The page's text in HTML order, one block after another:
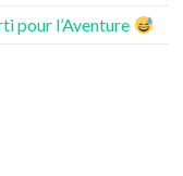
pour l’Aventure